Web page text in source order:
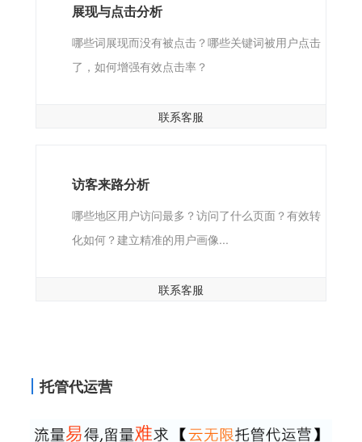
展现与点击分析
哪些词展现而没有被点击？哪些关键词被用户点击
了，如何增强有效点击率？
联系客服
访客来路分析
哪些地区用户访问最多？访问了什么页面？有效转
化如何？建立精准的用户画像...
联系客服
托管代运营